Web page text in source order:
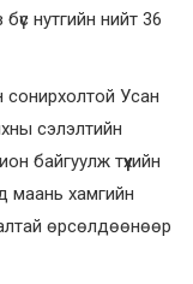
нутгийн нийт 36
сонирхолтой Усан
сэлэлтийн
байгуулж түүхийн
маань хамгийн
өрсөлдөөнөөр